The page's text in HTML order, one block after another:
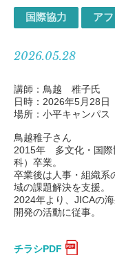
国際協力 ア
2026.05.28
講師：鳥越 稚子氏
日時：2026年5月28日
場所：小平キャンパ
鳥越稚子さん
2015年 多文化・国際
科）卒業。
卒業後は人事・組織系
域の課題解決を支援。
2024年より、JICAの
開発の活動に従事。
チラシPDF